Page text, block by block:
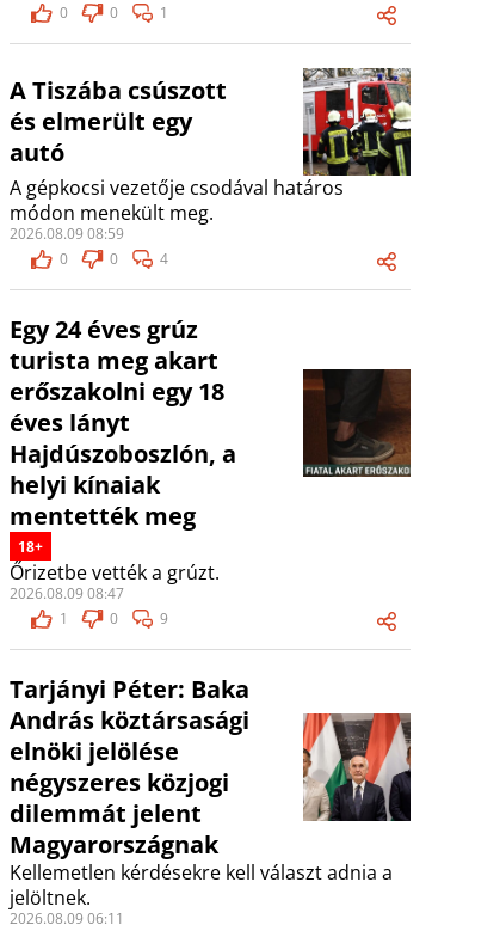
0
0 1
A Tiszába csúszott
és elmerült egy
autó
A gépkocsi vezetője csodával határos
módon menekült meg.
2026.08.09 08:59
0
0 4
Egy 24 éves grúz
turista meg akart
erőszakolni egy 18
éves lányt
Hajdúszoboszlón, a
helyi kínaiak
mentették meg
18+
Őrizetbe vették a grúzt.
2026.08.09 08:47
1
0 9
Tarjányi Péter: Baka
András köztársasági
elnöki jelölése
négyszeres közjogi
dilemmát jelent
Magyarországnak
Kellemetlen kérdésekre kell választ adnia a
jelöltnek.
2026.08.09 06:11